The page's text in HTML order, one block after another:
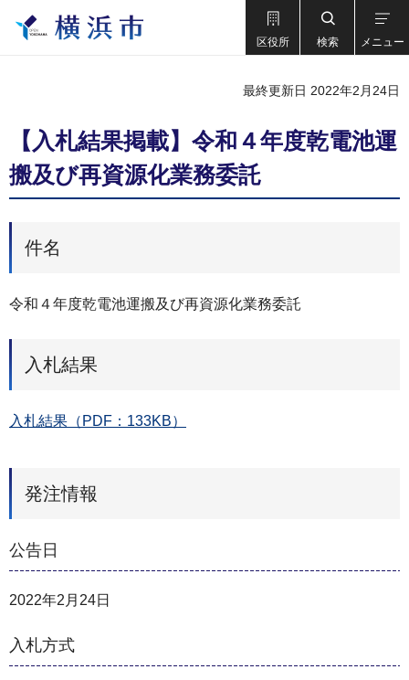
区役所 検索 メニュー
最終更新日 2022年2月24日
【入札結果掲載】令和４年度乾電池運
搬及び再資源化業務委託
件名
令和４年度乾電池運搬及び再資源化業務委託
入札結果
入札結果（PDF：133KB）
発注情報
公告日
2022年2月24日
入札方式